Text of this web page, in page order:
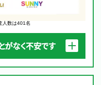
人数は401名
がなく不安です